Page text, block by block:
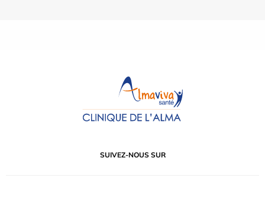
SUIVEZ-NOUS SUR